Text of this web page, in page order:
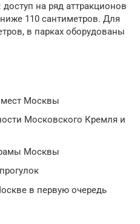
на ряд аттракционов
110 сантиметров. Для
в парках оборудованы
Москвы
Московского Кремля и
Москвы
в первую очередь